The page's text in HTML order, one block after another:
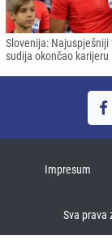
Slovenija: Najuspješniji
sudija okončao karijeru
Impresum
Sva prava